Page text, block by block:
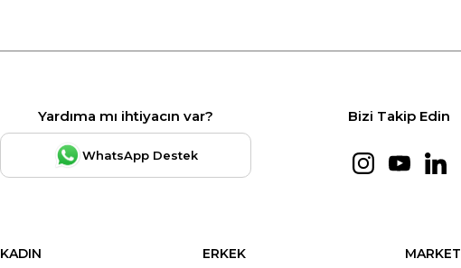
Yardıma mı ihtiyacın var?
WhatsApp Destek
Bizi Takip Edin
KADIN
ERKEK
MARKET